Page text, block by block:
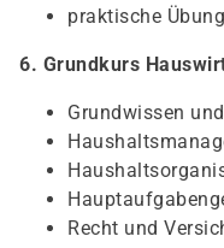
praktische
6. Grundkurs
Grundwissen
Recht und